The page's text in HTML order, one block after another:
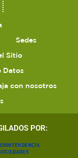
Sedes
Sitio
Datos
con nosotros
POR: